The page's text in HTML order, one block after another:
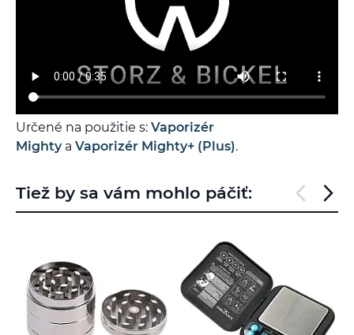
Určené na použitie s: Vaporizér
Mightya Vaporizér Mighty+ (Plus).
Tiež by sa vám mohlo páčiť: